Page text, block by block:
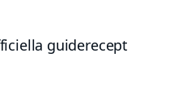
guiderecept